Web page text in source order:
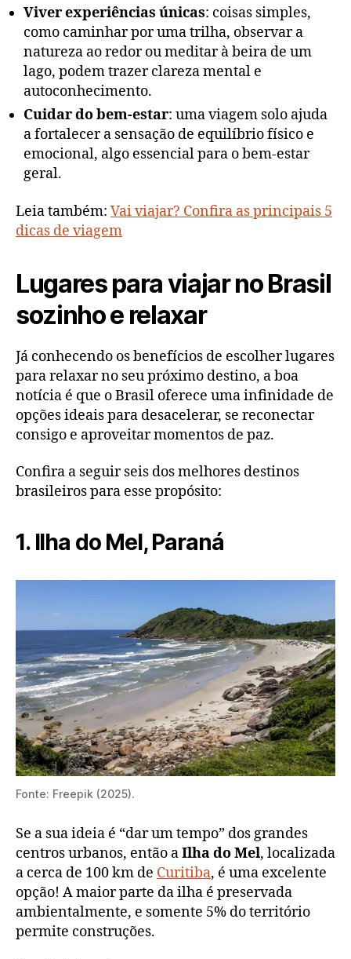
Viver experiências únicas: coisas simples,
como caminhar por uma trilha, observar a
natureza ao redor ou meditar à beira de um
lago, podem trazer clareza mental e
autoconhecimento.
Cuidar do bem-estar: uma viagem solo ajuda
a fortalecer a sensação de equilíbrio físico e
emocional, algo essencial para o bem-estar
geral.
Leia também: Vai viajar? Confira as principais 5
dicas de viagem
Lugares para viajar no Brasil
sozinho e relaxar
Já conhecendo os benefícios de escolher lugares
para relaxar no seu próximo destino, a boa
notícia é que o Brasil oferece uma infinidade de
opções ideais para desacelerar, se reconectar
consigo e aproveitar momentos de paz.
Confira a seguir seis dos melhores destinos
brasileiros para esse propósito:
1. Ilha do Mel, Paraná
Fonte: Freepik (2025).
Se a sua ideia é “dar um tempo” dos grandes
centros urbanos, então aIlha do Mel, localizada
a cerca de 100 km de Curitiba, é uma excelente
opção! A maior parte da ilha é preservada
ambientalmente, e somente 5% do território
permite construções.